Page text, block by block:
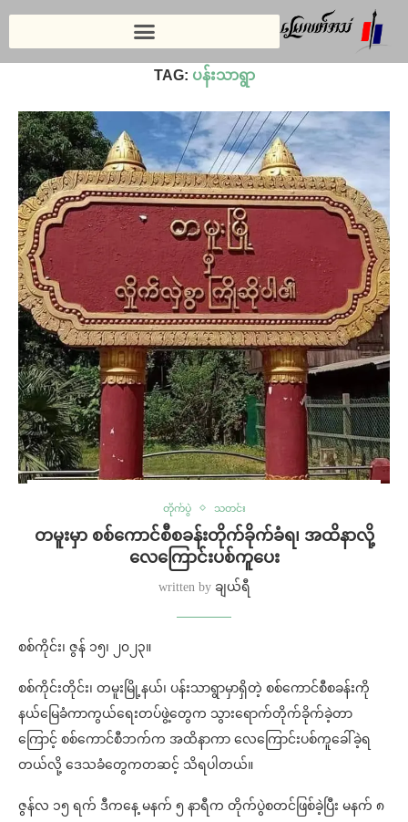
TAG: ပန်းသာရွာ
တိုက်ပွဲ သတင်း
တမူးမှာ စစ်ကောင်စီစခန်းတိုက်ခိုက်ခံရ၊ အထိနာလို့
လေကြောင်းပစ်ကူပေး
written by ချယ်ရီ
စစ်ကိုင်း၊ ဇွန် ၁၅၊ ၂၀၂၃။
စစ်ကိုင်းတိုင်း၊ တမူးမြို့နယ်၊ ပန်းသာရွာမှာရှိတဲ့ စစ်ကောင်စီစခန်းကို
နယ်မြေခံကာကွယ်ရေးတပ်ဖွဲ့တွေက သွားရောက်တိုက်ခိုက်ခဲ့တာ
ကြောင့် စစ်ကောင်စီဘက်က အထိနာကာ လေကြောင်းပစ်ကူခေါ်ခဲ့ရ
တယ်လို့ ဒေသခံတွေကတဆင့် သိရပါတယ်။
ဇွန်လ ၁‌၅ ရက် ဒီကနေ့ မနက် ၅ နာရီက တိုက်ပွဲ‌စတင်ဖြစ်ခဲ့ပြီး မနက် ၈